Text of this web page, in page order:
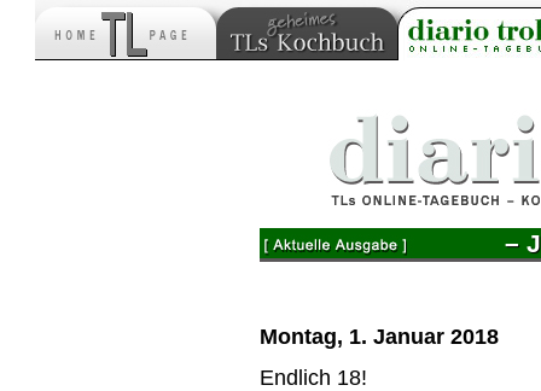
–
Montag, 1. Januar 2018
Endlich 18!